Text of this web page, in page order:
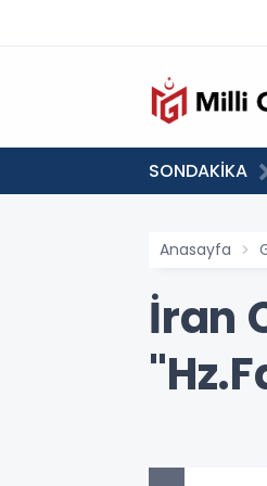
SONDAKİKA
Anasayfa
İran